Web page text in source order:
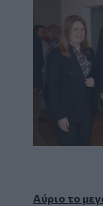
Αύριο το